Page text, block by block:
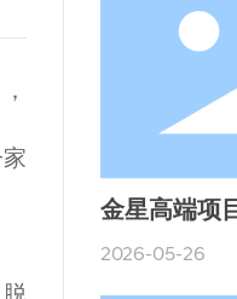
金星高端项
新材料及氢
2026-05-26